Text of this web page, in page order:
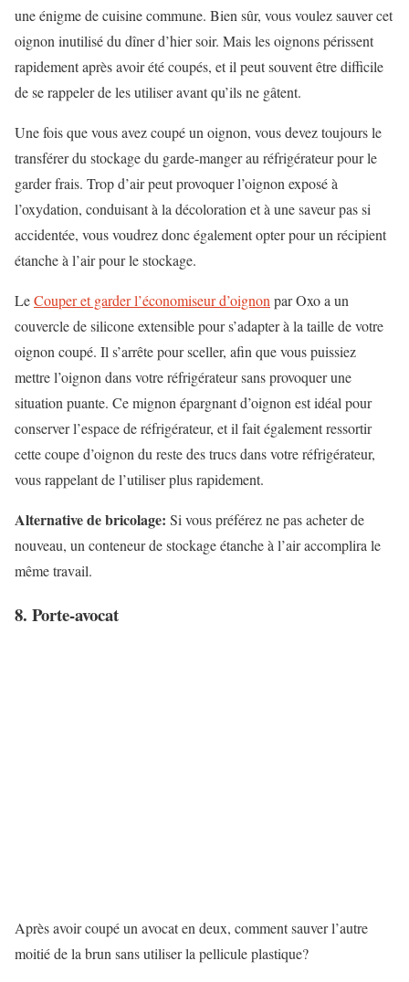
une énigme de cuisine commune. Bien sûr, vous voulez sauver cet
oignon inutilisé du dîner d’hier soir. Mais les oignons périssent
rapidement après avoir été coupés, et il peut souvent être difficile
de se rappeler de les utiliser avant qu’ils ne gâtent.
Une fois que vous avez coupé un oignon, vous devez toujours le
transférer du stockage du garde-manger au réfrigérateur pour le
garder frais. Trop d’air peut provoquer l’oignon exposé à
l’oxydation, conduisant à la décoloration et à une saveur pas si
accidentée, vous voudrez donc également opter pour un récipient
étanche à l’air pour le stockage.
LeCouper et garder l’économiseur d’oignon par Oxo a un
couvercle de silicone extensible pour s’adapter à la taille de votre
oignon coupé. Il s’arrête pour sceller, afin que vous puissiez
mettre l’oignon dans votre réfrigérateur sans provoquer une
situation puante. Ce mignon épargnant d’oignon est idéal pour
conserver l’espace de réfrigérateur, et il fait également ressortir
cette coupe d’oignon du reste des trucs dans votre réfrigérateur,
vous rappelant de l’utiliser plus rapidement.
Alternative de bricolage: Si vous préférez ne pas acheter de
nouveau, un conteneur de stockage étanche à l’air accomplira le
même travail.
8. Porte-avocat
Après avoir coupé un avocat en deux, comment sauver l’autre
moitié de la brun sans utiliser la pellicule plastique?